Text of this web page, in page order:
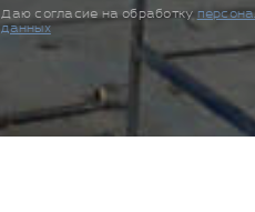
Даю согласие на обработку
данных